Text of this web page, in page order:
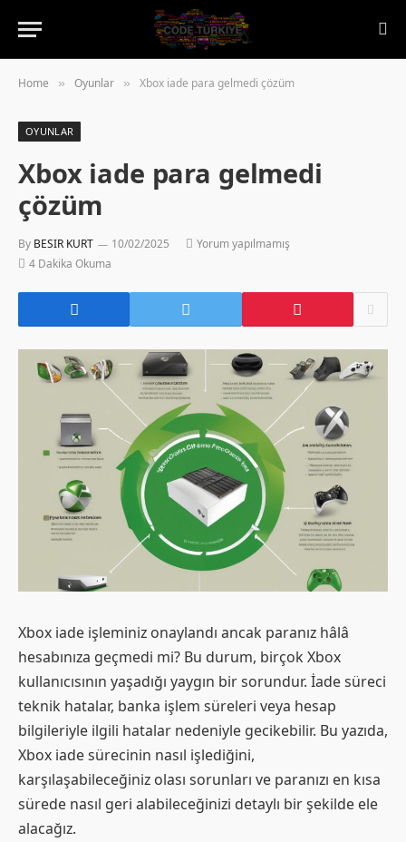
Home » Oyunlar » Xbox iade para gelmedi çözüm
OYUNLAR
Xbox iade para gelmedi
çözüm
By BESIR KURT 10/02/2025
Yorum yapılmamış
4 Dakika Okuma
Xbox iade işleminiz onaylandı ancak paranız hâlâ
hesabınıza geçmedi mi? Bu durum, birçok Xbox
kullanıcısının yaşadığı yaygın bir sorundur. İade süreci
teknik hatalar, banka işlem süreleri veya hesap
bilgileriyle ilgili hatalar nedeniyle gecikebilir. Bu yazıda,
Xbox iade sürecinin nasıl işlediğini,
karşılaşabileceğiniz olası sorunları ve paranızı en kısa
sürede nasıl geri alabileceğinizi detaylı bir şekilde ele
alacağız.